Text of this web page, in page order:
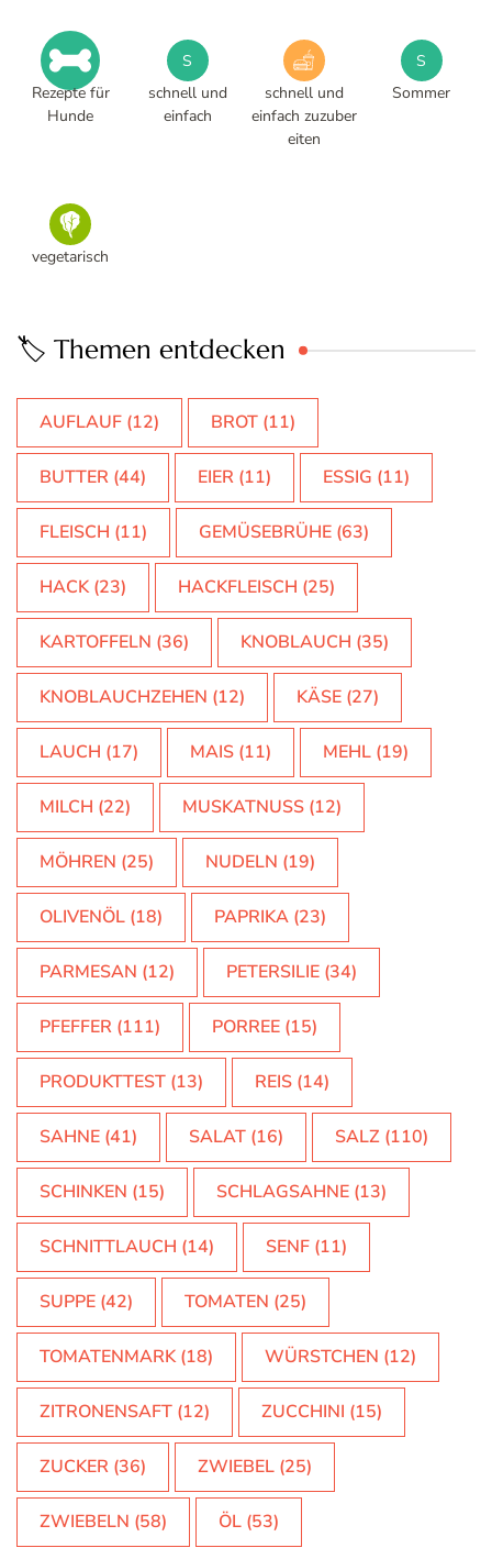
Rezepte für
Hunde
S
schnell und
einfach
schnell und
einfach zuzuber
eiten
S
Sommer
vegetarisch
🏷️ Themen entdecken
AUFLAUF (12) BROT (11)
BUTTER (44) EIER (11) ESSIG (11)
FLEISCH (11) GEMÜSEBRÜHE (63)
HACK(23) HACKFLEISCH (25)
KARTOFFELN (36) KNOBLAUCH (35)
KNOBLAUCHZEHEN (12) KÄSE (27)
LAUCH (17) MAIS (11) MEHL (19)
MILCH (22) MUSKATNUSS (12)
MÖHREN (25) NUDELN (19)
OLIVENÖL (18) PAPRIKA (23)
PARMESAN (12) PETERSILIE (34)
PFEFFER (111) PORREE (15)
PRODUKTTEST (13) REIS (14)
SAHNE (41) SALAT (16) SALZ (110)
SCHINKEN (15) SCHLAGSAHNE (13)
SCHNITTLAUCH (14) SENF (11)
SUPPE (42) TOMATEN (25)
TOMATENMARK(18) WÜRSTCHEN (12)
ZITRONENSAFT (12) ZUCCHINI (15)
ZUCKER (36) ZWIEBEL (25)
ZWIEBELN (58) ÖL (53)